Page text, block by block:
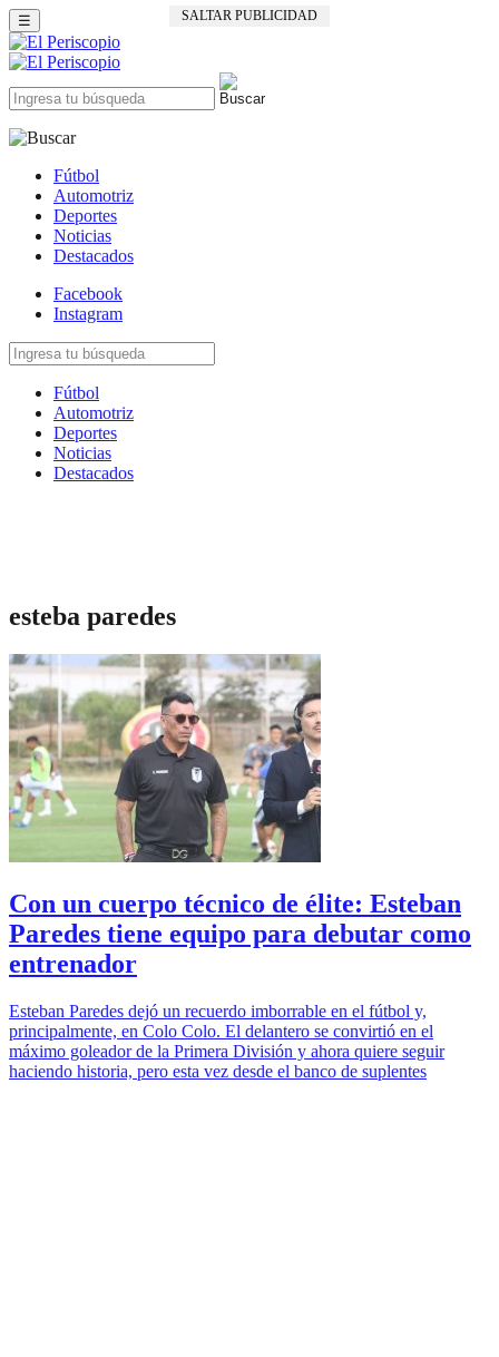
SALTAR PUBLICIDAD
☰
Fútbol
Automotriz
Deportes
Noticias
Destacados
Facebook
Instagram
Fútbol
Automotriz
Deportes
Noticias
Destacados
esteba paredes
Con un cuerpo técnico de élite: Esteban
Paredes tiene equipo para debutar como
entrenador
Esteban Paredes dejó un recuerdo imborrable en el fútbol y,
principalmente, en Colo Colo. El delantero se convirtió en el
máximo goleador de la Primera División y ahora quiere seguir
haciendo historia, pero esta vez desde el banco de suplentes